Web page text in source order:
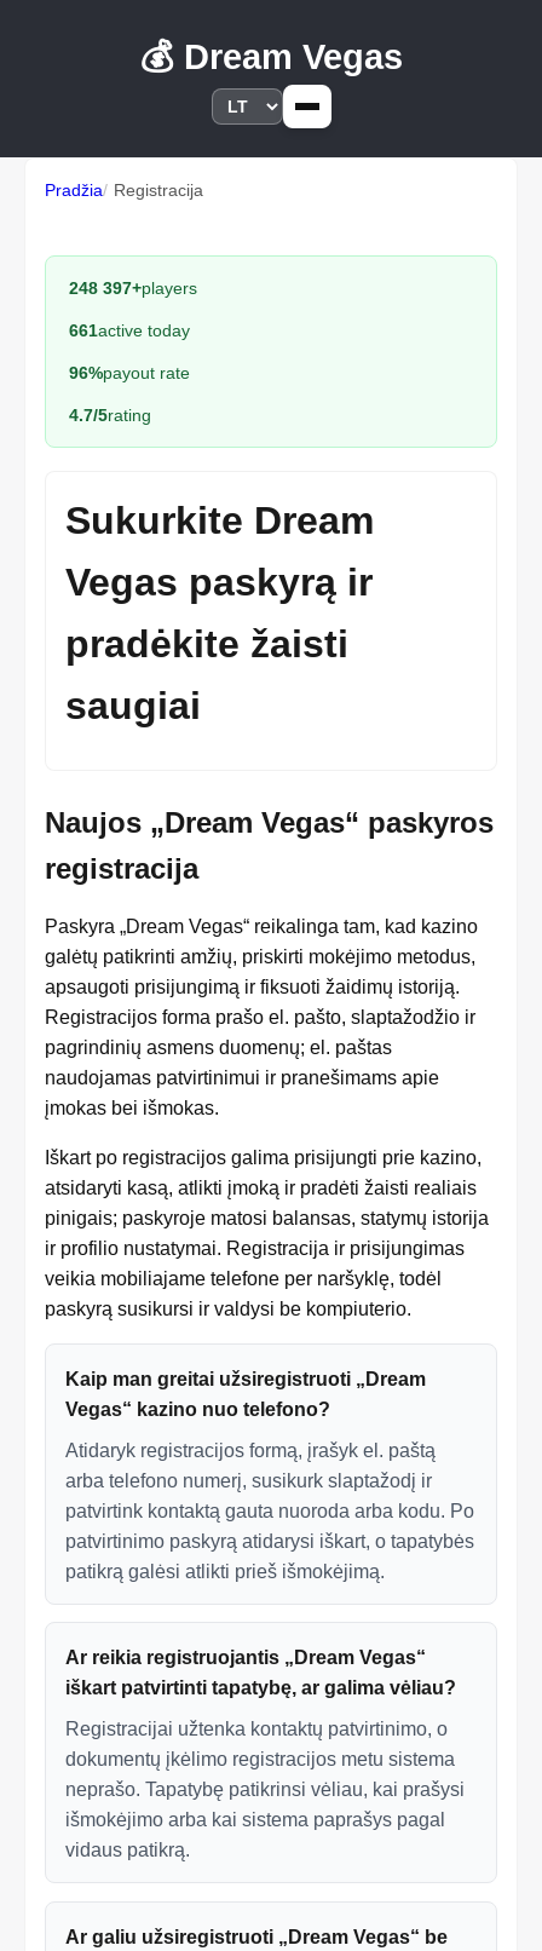
💰 Dream Vegas
Pradžia Registracija
248 397+players
661active today
96%payout rate
4.7/5rating
Sukurkite Dream
Vegas paskyrą ir
pradėkite žaisti
saugiai
Naujos „Dream Vegas“ paskyros
registracija
Paskyra „Dream Vegas“ reikalinga tam, kad kazino
galėtų patikrinti amžių, priskirti mokėjimo metodus,
apsaugoti prisijungimą ir fiksuoti žaidimų istoriją.
Registracijos forma prašo el. pašto, slaptažodžio ir
pagrindinių asmens duomenų; el. paštas
naudojamas patvirtinimui ir pranešimams apie
įmokas bei išmokas.
Iškart po registracijos galima prisijungti prie kazino,
atsidaryti kasą, atlikti įmoką ir pradėti žaisti realiais
pinigais; paskyroje matosi balansas, statymų istorija
ir profilio nustatymai. Registracija ir prisijungimas
veikia mobiliajame telefone per naršyklę, todėl
paskyrą susikursi ir valdysi be kompiuterio.
Kaip man greitai užsiregistruoti „Dream
Vegas“ kazino nuo telefono?
Atidaryk registracijos formą, įrašyk el. paštą
arba telefono numerį, susikurk slaptažodį ir
patvirtink kontaktą gauta nuoroda arba kodu. Po
patvirtinimo paskyrą atidarysi iškart, o tapatybės
patikrą galėsi atlikti prieš išmokėjimą.
Ar reikia registruojantis „Dream Vegas“
iškart patvirtinti tapatybę, ar galima vėliau?
Registracijai užtenka kontaktų patvirtinimo, o
dokumentų įkėlimo registracijos metu sistema
neprašo. Tapatybę patikrinsi vėliau, kai prašysi
išmokėjimo arba kai sistema paprašys pagal
vidaus patikrą.
Ar galiu užsiregistruoti „Dream Vegas“ be